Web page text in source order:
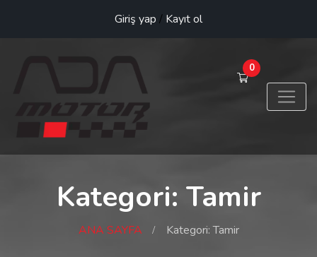
Giriş yap / Kayıt ol
0
Kategori: Tamir
ANA SAYFA Kategori: Tamir